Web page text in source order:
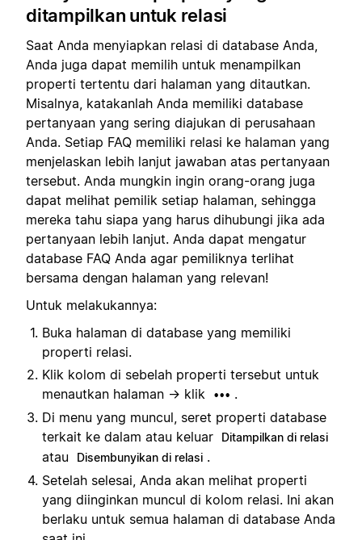
ditampilkan untuk relasi
Saat Anda menyiapkan relasi di database Anda,
Anda juga dapat memilih untuk menampilkan
properti tertentu dari halaman yang ditautkan.
Misalnya, katakanlah Anda memiliki database
pertanyaan yang sering diajukan di perusahaan
Anda. Setiap FAQ memiliki relasi ke halaman yang
menjelaskan lebih lanjut jawaban atas pertanyaan
tersebut. Anda mungkin ingin orang-orang juga
dapat melihat pemilik setiap halaman, sehingga
mereka tahu siapa yang harus dihubungi jika ada
pertanyaan lebih lanjut. Anda dapat mengatur
database FAQ Anda agar pemiliknya terlihat
bersama dengan halaman yang relevan!
Untuk melakukannya:
Buka halaman di database yang memiliki
properti relasi.
Klik kolom di sebelah properti tersebut untuk
menautkan halaman → klik
••• .
Di menu yang muncul, seret properti database
terkait ke dalam atau keluar
Ditampilkan di relasi
atau Disembunyikan di relasi .
Setelah selesai, Anda akan melihat properti
yang diinginkan muncul di kolom relasi. Ini akan
berlaku untuk semua halaman di database Anda